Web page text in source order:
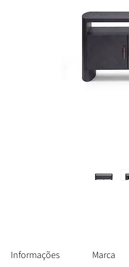
Informações Marca